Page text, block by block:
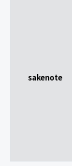
sakenote